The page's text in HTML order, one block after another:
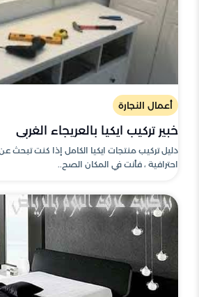
أعمال النجارة
خبير تركيب ايكيا بالعريجاء الغربي
دليل تركيب منتجات ايكيا الكامل إذا كنت تبحث
احترافية ، فأنت في المكان الصح..